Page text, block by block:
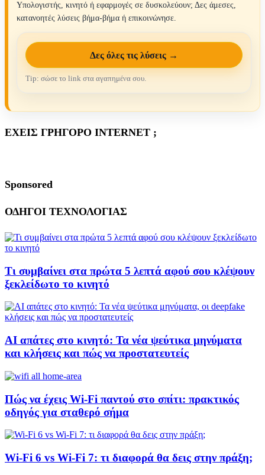
Υπολογιστής, κινητό ή εφαρμογές σε δυσκολεύουν; Δες άμεσες,
κατανοητές λύσεις βήμα-βήμα ή επικοινώνησε.
Δες όλες τις λύσεις →
Tip: σώσε το link στα αγαπημένα σου.
ΕΧΕΙΣ ΓΡΗΓΟΡΟ INTERNET ;
Sponsored
ΟΔΗΓΟΙ ΤΕΧΝΟΛΟΓΙΑΣ
Τι συμβαίνει στα πρώτα 5 λεπτά αφού σου κλέψουν
ξεκλείδωτο το κινητό
AI απάτες στο κινητό: Τα νέα ψεύτικα μηνύματα
και κλήσεις και πώς να προστατευτείς
Πώς να έχεις Wi-Fi παντού στο σπίτι: πρακτικός
οδηγός για σταθερό σήμα
Wi-Fi 6 vs Wi-Fi 7: τι διαφορά θα δεις στην πράξη;